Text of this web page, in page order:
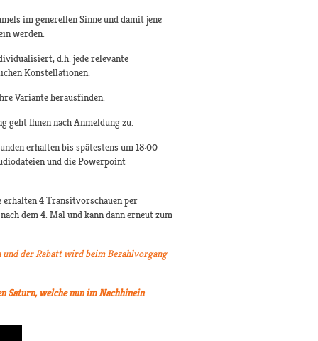
im generellen Sinne und damit jene
werden.
d.h. jede relevante
Konstellationen.
Variante herausfinden.
geht Ihnen nach Anmeldung zu.
erhalten bis spätestens um 18:00
und die Powerpoint
erhalten 4 Transitvorschauen per
dem 4. Mal und kann dann erneut zum
der Rabatt wird beim Bezahlvorgang
Saturn, welche nun im Nachhinein